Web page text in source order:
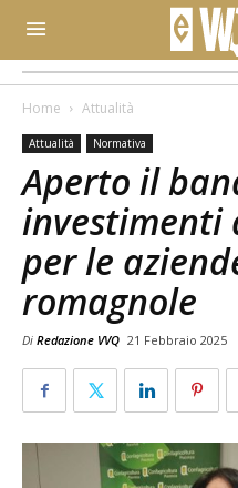
Home Attualità
Attualità Normativa
Aperto il
investimenti
per le
romagnole
Di Redazione VVQ 21 Febbraio 2025